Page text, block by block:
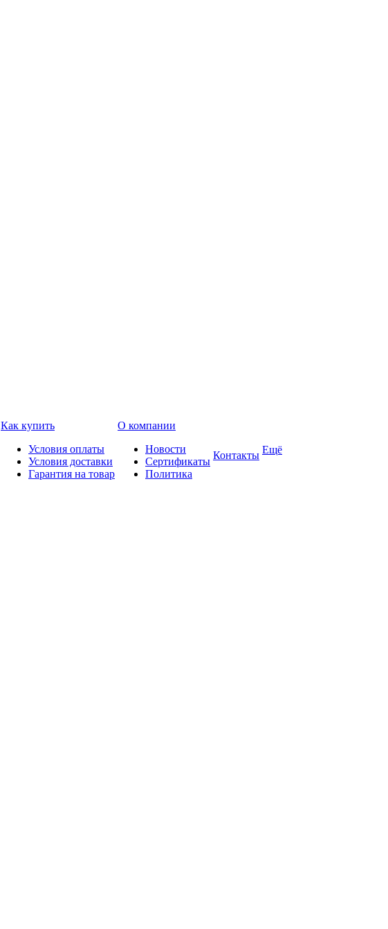
Как купить
Условия оплаты
Условия доставки
Гарантия на товар
О компании
Новости
Сертификаты
Политика
Контакты Ещё